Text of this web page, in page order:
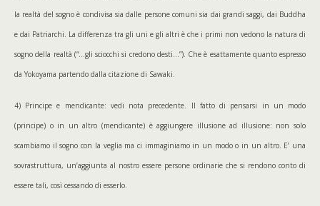
la realtà del sogno è condivisa sia dalle persone comuni sia dai grandi saggi, dai Buddha
e dai Patriarchi. La differenza tra gli uni e gli altri è che i primi non vedono la natura di
sogno della realtà (“…gli sciocchi si credono desti…”). Che è esattamente quanto espresso
da Yokoyama partendo dalla citazione di Sawaki.
4) Principe e mendicante: vedi nota precedente. Il fatto di pensarsi in un modo
(principe) o in un altro (mendicante) è aggiungere illusione ad illusione: non solo
scambiamo il sogno con la veglia ma ci immaginiamo in un modo o in un altro. E’ una
sovrastruttura, un’aggiunta al nostro essere persone ordinarie che si rendono conto di
essere tali, così cessando di esserlo.